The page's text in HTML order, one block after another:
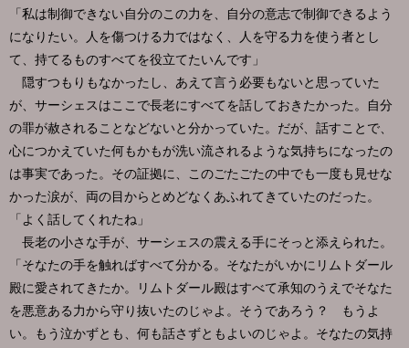
「私は制御できない自分のこの力を、自分の意志で制御できるよう
になりたい。人を傷つける力ではなく、人を守る力を使う者とし
て、持てるものすべてを役立てたいんです」
隠すつもりもなかったし、あえて言う必要もないと思っていた
が、サーシェスはここで長老にすべてを話しておきたかった。自分
の罪が赦されることなどないと分かっていた。だが、話すことで、
心につかえていた何もかもが洗い流されるような気持ちになったの
は事実であった。その証拠に、このごたごたの中でも一度も見せな
かった涙が、両の目からとめどなくあふれてきていたのだった。
「よく話してくれたね」
長老の小さな手が、サーシェスの震える手にそっと添えられた。
「そなたの手を触ればすべて分かる。そなたがいかにリムトダール
殿に愛されてきたか。リムトダール殿はすべて承知のうえでそなた
を悪意ある力から守り抜いたのじゃよ。そうであろう？ もうよ
い。もう泣かずとも、何も話さずともよいのじゃよ。そなたの気持